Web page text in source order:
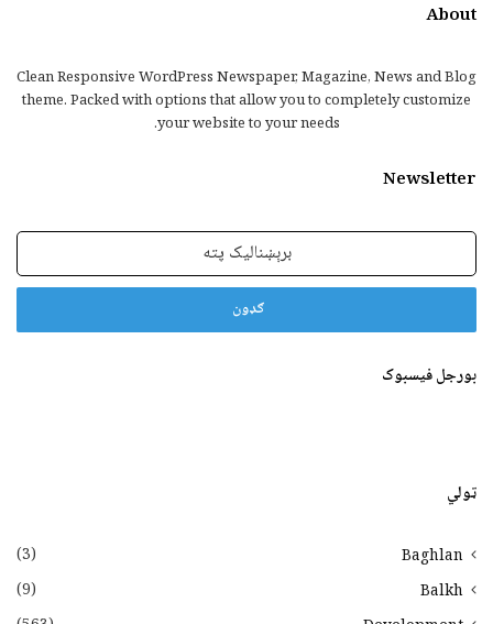
About
Clean Responsive WordPress Newspaper, Magazine, News and Blog
theme. Packed with options that allow you to completely customize
your website to your needs.
Newsletter
برېښنالیک
بورجل فیسبوک
ټولي
Baghlan
(3)
Balkh
(9)